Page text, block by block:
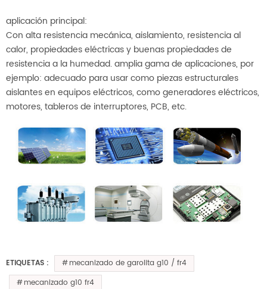
aplicación principal:
Con alta resistencia mecánica, aislamiento, resistencia al
calor, propiedades eléctricas y buenas propiedades de
resistencia a la humedad. amplia gama de aplicaciones, por
ejemplo: adecuado para usar como piezas estructurales
aislantes en equipos eléctricos, como generadores eléctricos,
motores, tableros de interruptores, PCB, etc.
ETIQUETAS :
mecanizado de garolita g10 / fr4
mecanizado g10 fr4